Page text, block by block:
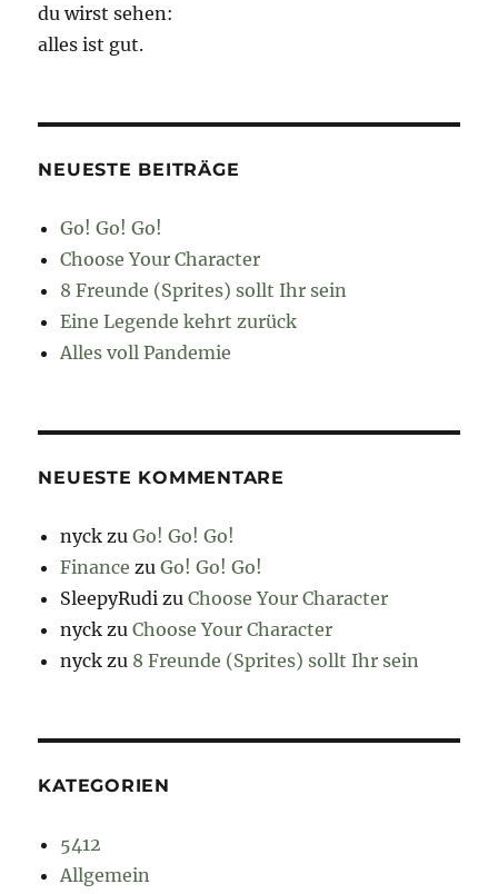
du wirst sehen:
alles ist gut.
NEUESTE BEITRÄGE
Go! Go! Go!
Choose Your Character
8 Freunde (Sprites) sollt Ihr sein
Eine Legende kehrt zurück
Alles voll Pandemie
NEUESTE KOMMENTARE
nyck zuGo! Go! Go!
Finance zuGo! Go! Go!
SleepyRudi zuChoose Your Character
nyck zuChoose Your Character
nyck zu 8 Freunde (Sprites) sollt Ihr sein
KATEGORIEN
5412
Allgemein